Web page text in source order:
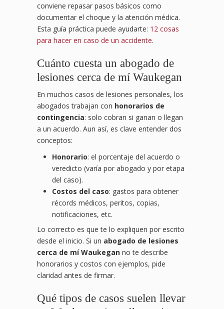
conviene repasar pasos básicos como
documentar el choque y la atención médica.
Esta guía práctica puede ayudarte: 12 cosas
para hacer en caso de un accidente.
Cuánto cuesta un abogado de
lesiones cerca de mí Waukegan
En muchos casos de lesiones personales, los
abogados trabajan con honorarios de
contingencia: solo cobran si ganan o llegan
a un acuerdo. Aun así, es clave entender dos
conceptos:
Honorario: el porcentaje del acuerdo o
veredicto (varía por abogado y por etapa
del caso).
Costos del caso: gastos para obtener
récords médicos, peritos, copias,
notificaciones, etc.
Lo correcto es que te lo expliquen por escrito
desde el inicio. Si un abogado de lesiones
cerca de mí Waukegan no te describe
honorarios y costos con ejemplos, pide
claridad antes de firmar.
Qué tipos de casos suelen llevar